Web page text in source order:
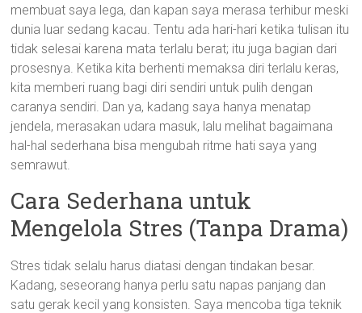
membuat saya lega, dan kapan saya merasa terhibur meski
dunia luar sedang kacau. Tentu ada hari-hari ketika tulisan itu
tidak selesai karena mata terlalu berat; itu juga bagian dari
prosesnya. Ketika kita berhenti memaksa diri terlalu keras,
kita memberi ruang bagi diri sendiri untuk pulih dengan
caranya sendiri. Dan ya, kadang saya hanya menatap
jendela, merasakan udara masuk, lalu melihat bagaimana
hal-hal sederhana bisa mengubah ritme hati saya yang
semrawut.
Cara Sederhana untuk
Mengelola Stres (Tanpa Drama)
Stres tidak selalu harus diatasi dengan tindakan besar.
Kadang, seseorang hanya perlu satu napas panjang dan
satu gerak kecil yang konsisten. Saya mencoba tiga teknik